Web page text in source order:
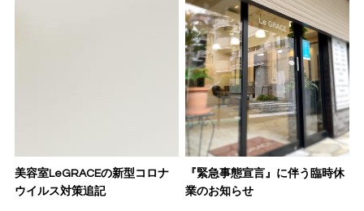
美容室LeGRACEの新型コロナ
ウイルス対策追記
『緊急事態宣言』に伴う臨時休
業のお知らせ